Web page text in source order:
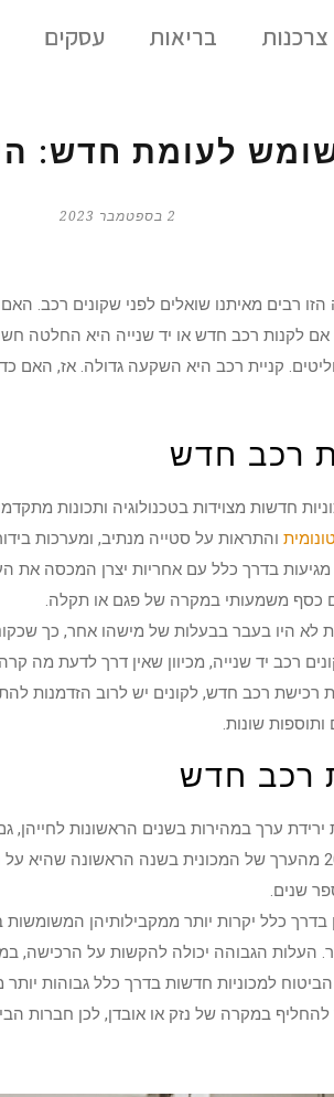
צרכנות בריאות עסקים
לעומת חדש:
2 בספטמבר 2023
רבים מאיתנו שואלים לפני שקונים רכב.
אם לקנות רכב חדש או יד שנייה היא החלטה
קניית רכב היא השקעה גדולה. אז, האם
רכב חדש
חדשות מצוידות בטכנולוגיה ותכונות
והתראות על סטייה מנתיב, ומערכות
מגיעות בדרך כלל עם אחריות יצרן המכסה את
כסף משמעותי במקרה של פגם או תקלה.
לא היו בעבר בבעלות של מישהו אחר, כך
רכב יד שנייה, מכיוון שאין דרך לדעת מה
רכישת רכב חדש, לקונים יש לרוב הזדמנות
שונות.
רכב חדש
ירידת ערך במהירות בשנים הראשונות לחייהן,
פחת התחלתי יכול להגיע עד 20% מהערך של המכונית
שנים.
בדרך כלל יקרות יותר ממקבילותיהן
העלות הגבוהה יכולה להקשות על הרכישה,
למכוניות חדשות בדרך כלל גבוהות
להחליף במקרה של נזק או אובדן, לכן חברות